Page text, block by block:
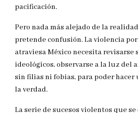
pacificación.
Pero nada más alejado de la
pretende confusión. La violencia
atraviesa México necesita revisarse
ideológicos, observarse a la luz del
sin filias ni fobias, para poder hacer
la verdad.
La serie de sucesos violentos que